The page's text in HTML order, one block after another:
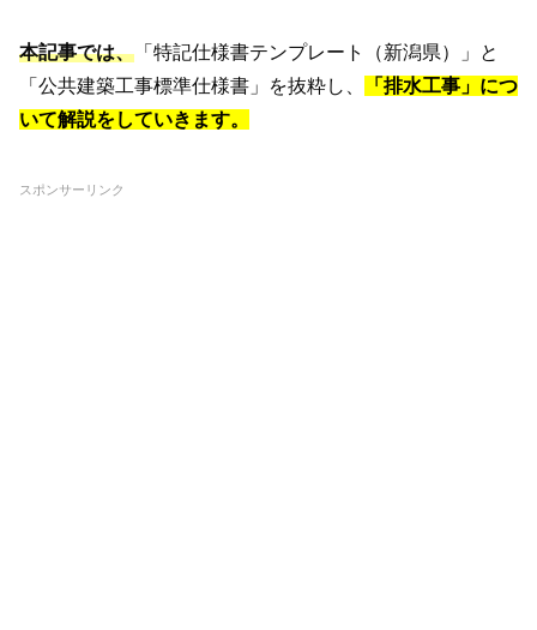
本記事では、 「特記仕様書テンプレート（新潟県）」と
「公共建築工事標準仕様書」を抜粋し、
「 排水工事」につ
いて解説をしていきます。
スポンサーリンク